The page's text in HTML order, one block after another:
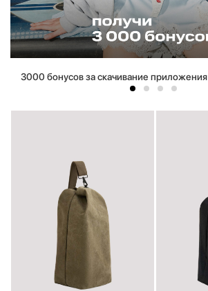
3000 бонусов за скачивание приложения